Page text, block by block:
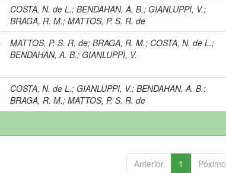
COSTA, N. de L.;BENDAHAN, A. B.;GIANLUPPI, V.;
BRAGA, R. M.;MATTOS, P. S. R. de
MATTOS, P. S. R. de;BRAGA, R. M.; COSTA, N. de L.;
BENDAHAN, A. B.;GIANLUPPI, V.
COSTA, N. de L.;GIANLUPPI, V.;BENDAHAN, A. B.;
BRAGA, R. M.;MATTOS, P. S. R. de
Anterior 1 Póximo